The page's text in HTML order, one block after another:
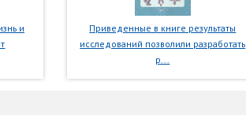
и
Приведенные в книге результаты
исследований позволили разработать
р...